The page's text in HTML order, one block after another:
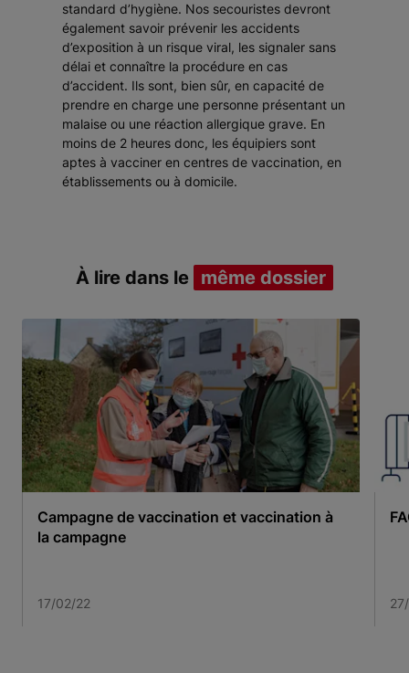
standard d’hygiène. Nos secouristes devront
également savoir prévenir les accidents
d’exposition à un risque viral, les signaler sans
délai et connaître la procédure en cas
d’accident. Ils sont, bien sûr, en capacité de
prendre en charge une personne présentant un
malaise ou une réaction allergique grave. En
moins de 2 heures donc, les équipiers sont
aptes à vacciner en centres de vaccination, en
établissements ou à domicile.
À lire dans le même dossier
Campagne de vaccination et vaccination à
la campagne
17/02/22